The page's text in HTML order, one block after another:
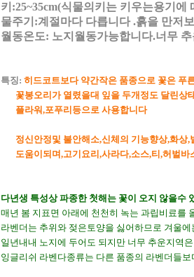
키:25~35cm(식물의키는 키우는용기에
물주기:계절마다 다릅니다 .흙을 만저
월동온도: 노지월동가능합니다.너무
특징: 히드코트보다 약간작은 품종으로 꽃은 푸
꽃봉오리가 열렸을대 잎을 두개정도 달린상
플라워,포푸리등으로 사용합니다
정신안정및 불안해소,신체의 기능향상,화상
도움이되며,고기요리,사라다,소스,티,허벌바
다년생 특성상 파종한 첫해는 꽃이 오지 않을수
매년 봄 지표면 아래에 천천히 녹는 과립비료를
라벤더는 추위와 젖은토양을 싫어하므로 겨울
일년내내 노지에 두어도 되지만 너무 추운지역
잉글리쉬 라벤다종류는 다른 품종의 라벤더들